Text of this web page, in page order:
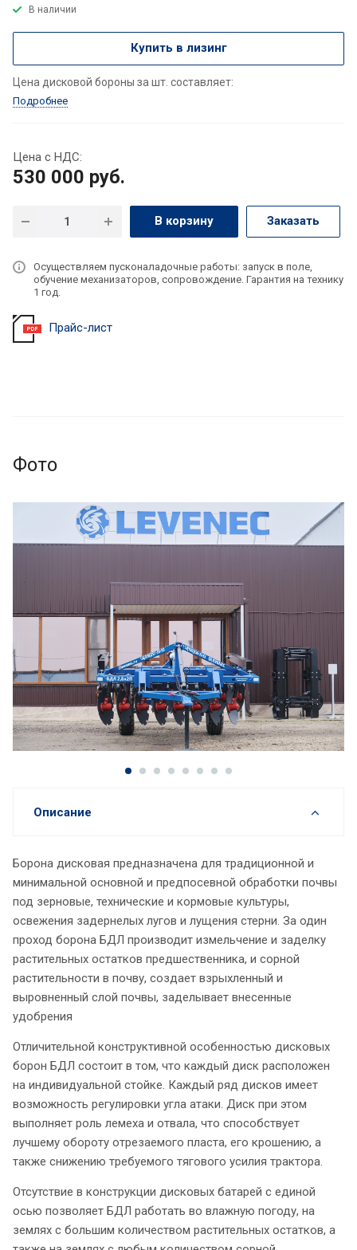
В наличии
Купить в лизинг
Цена дисковой бороны за шт. составляет:
Подробнее
Цена с НДС:
530 000 руб.
В корзину Заказать
Осуществляем пусконаладочные работы: запуск в поле,
обучение механизаторов, сопровождение. Гарантия на технику
1 год.
Прайс-лист
Фото
Описание
Борона дисковая предназначена для традиционной и
минимальной основной и предпосевной обработки почвы
под зерновые, технические и кормовые культуры,
освежения задернелых лугов и лущения стерни. За один
проход борона БДЛ производит измельчение и заделку
растительных остатков предшественника, и сорной
растительности в почву, создает взрыхленный и
выровненный слой почвы, заделывает внесенные
удобрения
Отличительной конструктивной особенностью дисковых
борон БДЛ состоит в том, что каждый диск расположен
на индивидуальной стойке. Каждый ряд дисков имеет
возможность регулировки угла атаки. Диск при этом
выполняет роль лемеха и отвала, что способствует
лучшему обороту отрезаемого пласта, его крошению, а
также снижению требуемого тягового усилия трактора.
Отсутствие в конструкции дисковых батарей с единой
осью позволяет БДЛ работать во влажную погоду, на
землях с большим количеством растительных остатков, а